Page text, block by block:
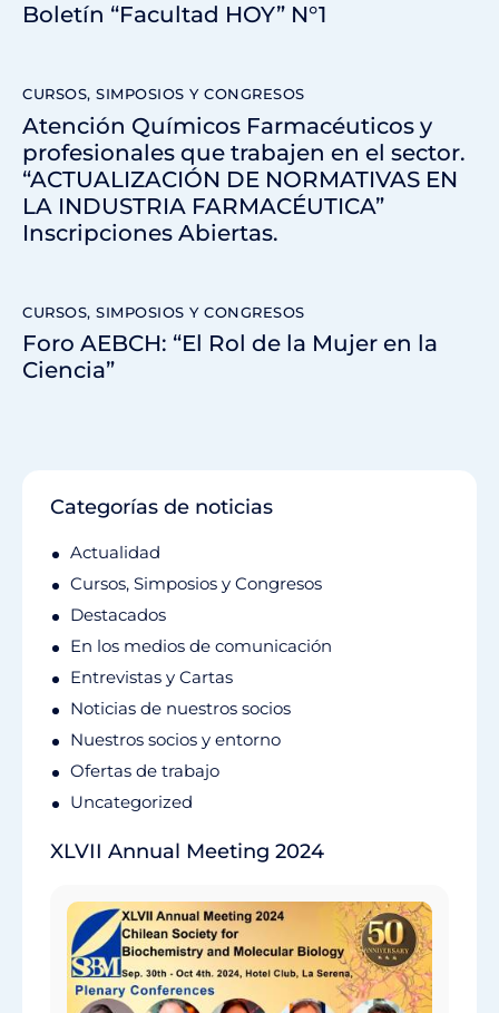
Boletín “Facultad HOY” N°1
CURSOS, SIMPOSIOS Y CONGRESOS
Atención Químicos Farmacéuticos y
profesionales que trabajen en el sector.
“ACTUALIZACIÓN DE NORMATIVAS EN
LA INDUSTRIA FARMACÉUTICA”
Inscripciones Abiertas.
CURSOS, SIMPOSIOS Y CONGRESOS
Foro AEBCH: “El Rol de la Mujer en la
Ciencia”
Categorías de noticias
Actualidad
Cursos, Simposios y Congresos
Destacados
En los medios de comunicación
Entrevistas y Cartas
Noticias de nuestros socios
Nuestros socios y entorno
Ofertas de trabajo
Uncategorized
XLVII Annual Meeting 2024